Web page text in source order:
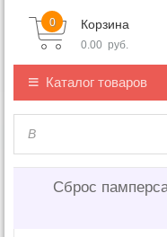
Корзина
0
0.00 руб.
Каталог товаров
Сброс